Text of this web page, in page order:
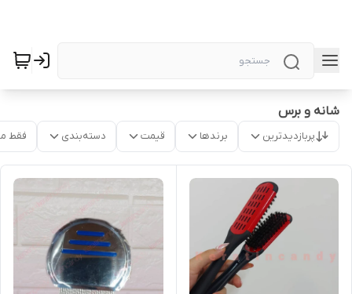
شانه و برس
پربازدیدترین برندها قیمت دسته‌بندی فقط